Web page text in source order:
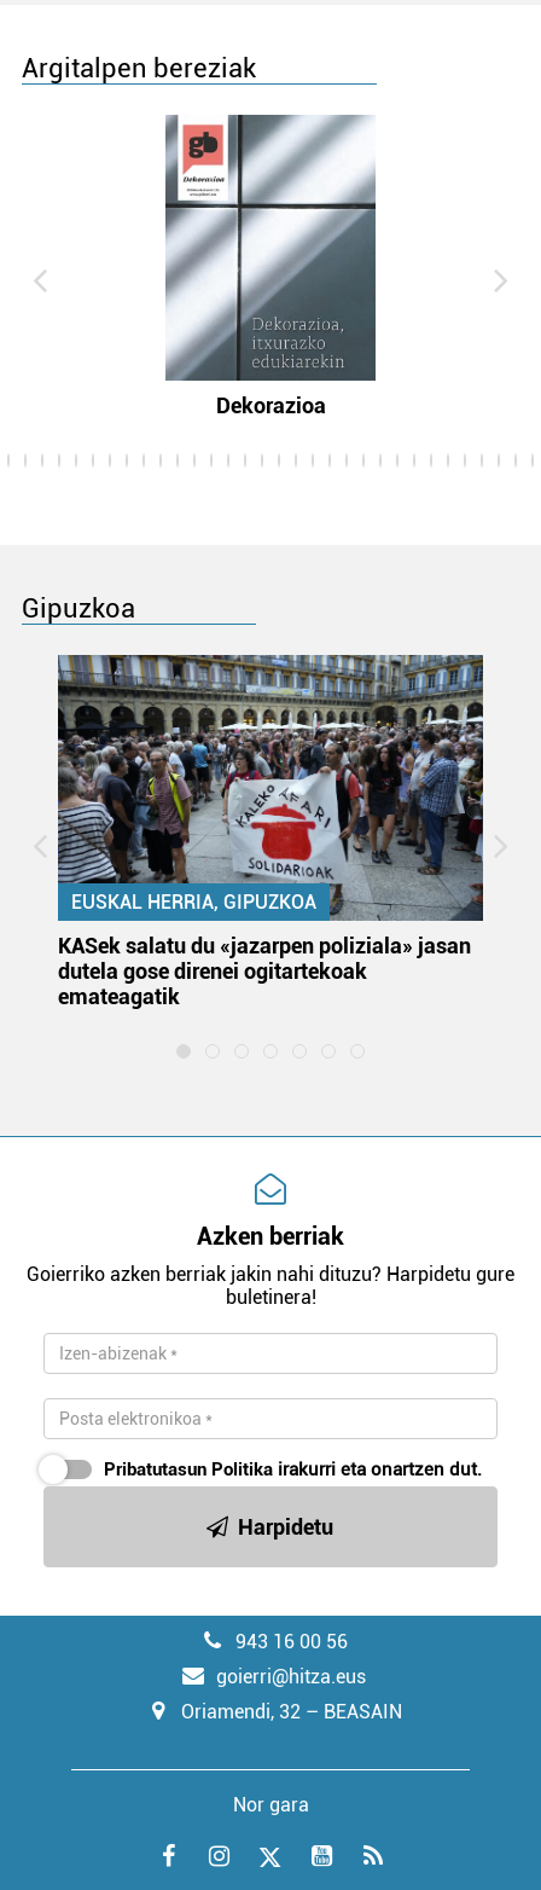
Argitalpen bereziak
Dekorazioa
Gipuzkoa
EUSKAL HERRIA, GIPUZKOA
KASek salatu du «jazarpen poliziala» jasan
dutela gose direnei ogitartekoak
emateagatik
Azken berriak
Goierriko azken berriak jakin nahi dituzu? Harpidetu gure
buletinera!
Pribatutasun Politika irakurri eta onartzen dut.
Harpidetu
943 16 00 56
goierri@hitza.eus
Oriamendi, 32 – BEASAIN
Nor gara